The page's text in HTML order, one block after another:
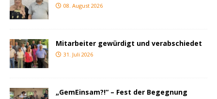
08. August 2026
Mitarbeiter gewürdigt und verabschiedet
31. Juli 2026
„GemEinsam?!“ – Fest der Begegnung